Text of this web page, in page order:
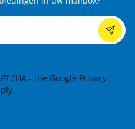
- the Google Privacy